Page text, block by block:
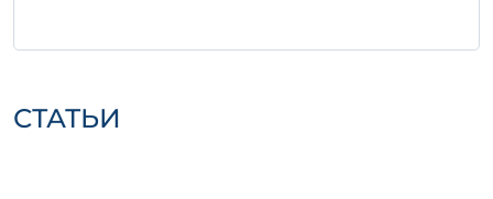
оборудование для транспортировки,
СТАТЬИ